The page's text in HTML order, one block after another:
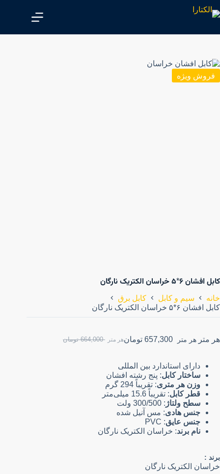
فروش ویژه
کابل افشان ۶*۵ خراسان الکتریک نارگان
خانه سیم و کابل
کابل برق
کابل افشان ۶*۵ خراسان الکتریک نارگان
هر متر هر متر 664,000 تومان هر متر 657,300 تومان
دارای استاندارد بین المللی
ساختار کابل: پنج رشته افشان
وزن هر متری: تقریباً 294 گرم
قطر کابل: تقریباً 15.6 میلی‌متر
سطح ولتاژ : 300/500 ولت
جنس هادی: مس آنیل شده
جنس عایق: PVC
نام برند: خراسان الکتریک نارگان
برند :
خراسان الکتریک نارگان